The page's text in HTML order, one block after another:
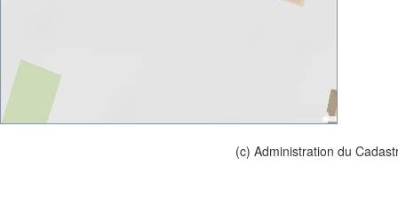
(c) Administration du